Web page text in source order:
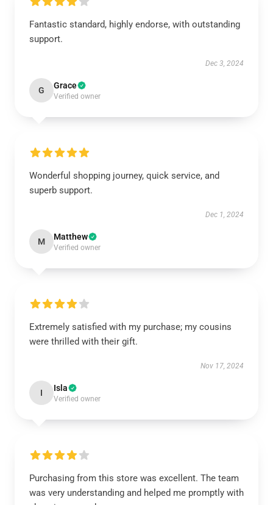
Fantastic standard, highly endorse, with outstanding
support.
Dec 3, 2024
G Grace
Verified owner
Wonderful shopping journey, quick service, and
superb support.
Dec 1, 2024
M Matthew
Verified owner
Extremely satisfied with my purchase; my cousins
were thrilled with their gift.
Nov 17, 2024
I Isla
Verified owner
Purchasing from this store was excellent. The team
was very understanding and helped me promptly with